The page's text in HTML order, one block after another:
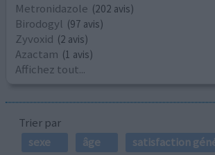
Metronidazole (202 avis)
Birodogyl (97 avis)
Zyvoxid (2 avis)
Azactam (1 avis)
Affichez tout...
Trier par
sexe
âge satisfaction